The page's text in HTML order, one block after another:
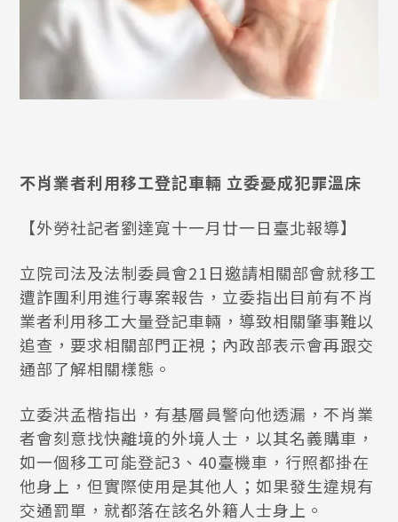
不肖業者利用移工登記車輛 立委憂成犯罪溫床
【外勞社記者劉達寬十一月廿一日臺北報導】
立院司法及法制委員會21日邀請相關部會就移工
遭詐團利用進行專案報告，立委指出目前有不肖
業者利用移工大量登記車輛，導致相關肇事難以
追查，要求相關部門正視；內政部表示會再跟交
通部了解相關樣態。
立委洪孟楷指出，有基層員警向他透漏，不肖業
者會刻意找快離境的外境人士，以其名義購車，
如一個移工可能登記3、40臺機車，行照都掛在
他身上，但實際使用是其他人；如果發生違規有
交通罰單，就都落在該名外籍人士身上。